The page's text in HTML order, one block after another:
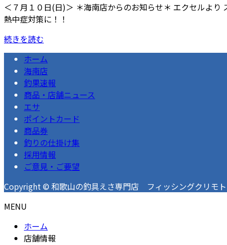
＜７月１０日(日)＞ ＊海南店からのお知らせ＊ エクセルよ
熱中症対策に！！
続きを読む
ホーム
海南店
釣果速報
商品・店舗ニュース
エサ
ポイントカード
商品券
釣りの仕掛け集
採用情報
ご意見・ご要望
Copyright © 和歌山の釣具えさ専門店 フィッシングクリモ
MENU
ホーム
店舗情報